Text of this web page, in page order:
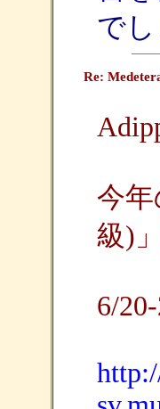
でし
Re:
今
級)
6/